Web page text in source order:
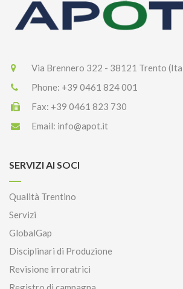
Via Brennero 322 - 38121 Trento
Phone: +39 0461 824 001
Fax: +39 0461 823 730
Email: info@apot.it
SERVIZI AI SOCI
Qualità Trentino
Servizi
GlobalGap
Disciplinari di Produzione
Revisione irroratrici